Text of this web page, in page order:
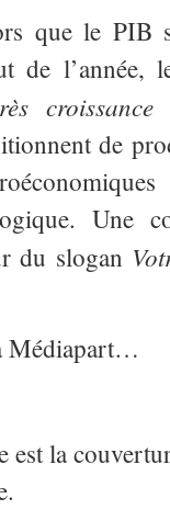
que le PIB
de l’année,
croissance
de
Une
du slogan
Médiapart…
la